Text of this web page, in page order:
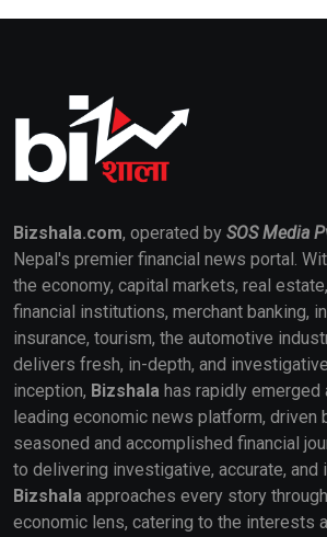
Bizshala.com, operated by SOS Media
Nepal's premier financial news portal.
the economy, capital markets, real
financial institutions, merchant banking,
insurance, tourism, the automotive
delivers fresh, in-depth, and
inception, Bizshala has rapidly emerged
leading economic news platform, driven
seasoned and accomplished financial
to delivering investigative, accurate, and
Bizshala approaches every story
economic lens, catering to the interests